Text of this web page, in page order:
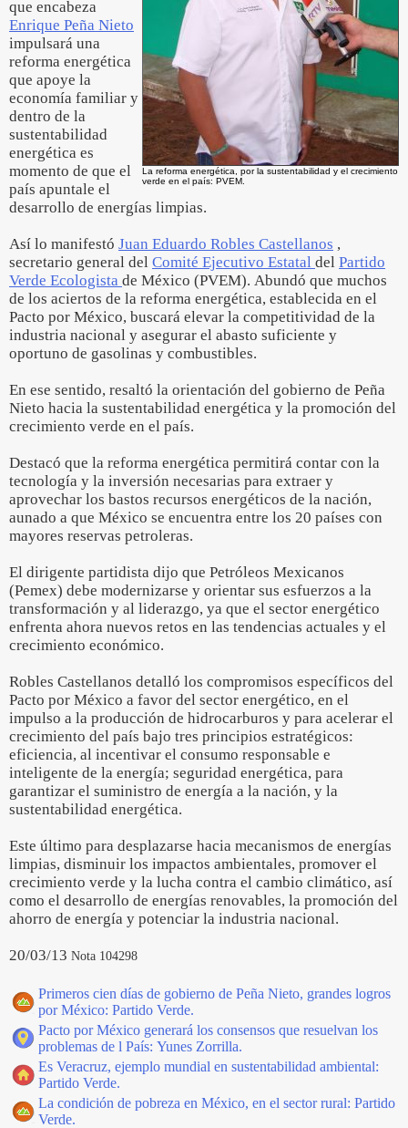
La reforma energética, por la sustentabilidad y el crecimiento
verde en el país: PVEM.
que encabeza
Enrique Peña Nieto
impulsará una
reforma energética
que apoye la
economía familiar y
dentro de la
sustentabilidad
energética es
momento de que el
país apuntale el
desarrollo de energías limpias.
Así lo manifestó Juan Eduardo Robles Castellanos ,
secretario general del Comité Ejecutivo Estatal del Partido
Verde Ecologista de México (PVEM). Abundó que muchos
de los aciertos de la reforma energética, establecida en el
Pacto por México, buscará elevar la competitividad de la
industria nacional y asegurar el abasto suficiente y
oportuno de gasolinas y combustibles.
En ese sentido, resaltó la orientación del gobierno de Peña
Nieto hacia la sustentabilidad energética y la promoción del
crecimiento verde en el país.
Destacó que la reforma energética permitirá contar con la
tecnología y la inversión necesarias para extraer y
aprovechar los bastos recursos energéticos de la nación,
aunado a que México se encuentra entre los 20 países con
mayores reservas petroleras.
El dirigente partidista dijo que Petróleos Mexicanos
(Pemex) debe modernizarse y orientar sus esfuerzos a la
transformación y al liderazgo, ya que el sector energético
enfrenta ahora nuevos retos en las tendencias actuales y el
crecimiento económico.
Robles Castellanos detalló los compromisos específicos del
Pacto por México a favor del sector energético, en el
impulso a la producción de hidrocarburos y para acelerar el
crecimiento del país bajo tres principios estratégicos:
eficiencia, al incentivar el consumo responsable e
inteligente de la energía; seguridad energética, para
garantizar el suministro de energía a la nación, y la
sustentabilidad energética.
Este último para desplazarse hacia mecanismos de energías
limpias, disminuir los impactos ambientales, promover el
crecimiento verde y la lucha contra el cambio climático, así
como el desarrollo de energías renovables, la promoción del
ahorro de energía y potenciar la industria nacional.
20/03/13 Nota 104298
Primeros cien días de gobierno de Peña Nieto, grandes logros
por México: Partido Verde.
Pacto por México generará los consensos que resuelvan los
problemas de l País: Yunes Zorrilla.
Es Veracruz, ejemplo mundial en sustentabilidad ambiental:
Partido Verde.
La condición de pobreza en México, en el sector rural: Partido
Verde.